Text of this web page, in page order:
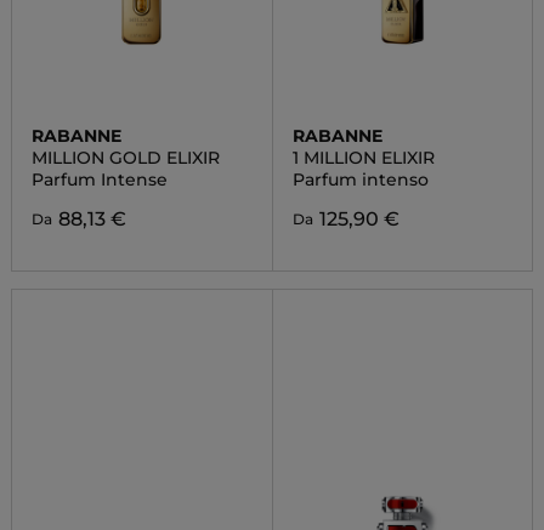
RABANNE
MILLION GOLD ELIXIR
Parfum Intense
Da 88,13 €
RABANNE
1 MILLION ELIXIR
Parfum intenso
Da 125,90 €